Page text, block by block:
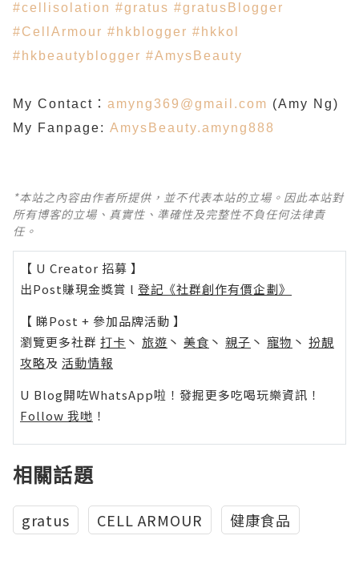
#cellisolation #gratus #gratusBlogger
#CellArmour #hkblogger #hkkol
#hkbeautyblogger #AmysBeauty
My Contact： amyng369@gmail.com (Amy Ng)
My Fanpage: AmysBeauty.amyng888
*本站之內容由作者所提供，並不代表本站的立場。因此本站對
所有博客的立場、真實性、準確性及完整性不負任何法律責
任。
【 U Creator 招募 】
出Post賺現金獎賞 l 登記《社群創作有價企劃》
【 睇Post + 參加品牌活動 】
瀏覽更多社群 打卡 丶 旅遊 丶 美食 丶 親子 丶 寵物 丶 扮靚
攻略及 活動情報
U Blog開咗WhatsApp啦！發掘更多吃喝玩樂資訊！
Follow 我哋 ！
相關話題
gratus CELL ARMOUR 健康食品